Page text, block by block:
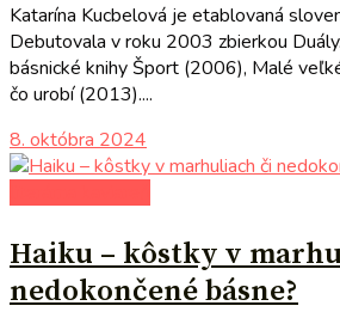
Katarína Kucbelová je etablovaná
Debutovala v roku 2003 zbierkou
básnické knihy Šport (2006), Malé
čo urobí (2013)....
8. októbra 2024
Haiku – kôstky v
nedokončené básne?